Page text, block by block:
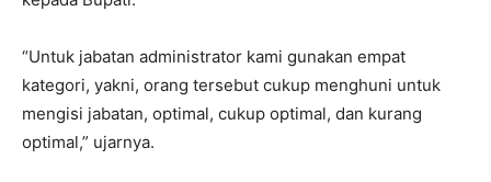
“Untuk jabatan administrator kami gunakan empat
kategori, yakni, orang tersebut cukup menghuni untuk
mengisi jabatan, optimal, cukup optimal, dan kurang
optimal,” ujarnya.